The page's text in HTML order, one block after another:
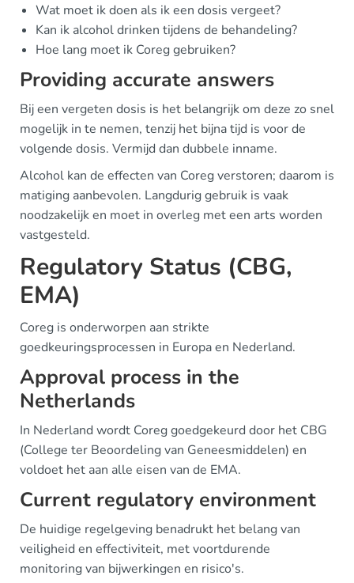
Wat moet ik doen als ik een dosis vergeet?
Kan ik alcohol drinken tijdens de behandeling?
Hoe lang moet ik Coreg gebruiken?
Providing accurate answers
Bij een vergeten dosis is het belangrijk om deze zo snel
mogelijk in te nemen, tenzij het bijna tijd is voor de
volgende dosis. Vermijd dan dubbele inname.
Alcohol kan de effecten van Coreg verstoren; daarom is
matiging aanbevolen. Langdurig gebruik is vaak
noodzakelijk en moet in overleg met een arts worden
vastgesteld.
Regulatory Status (CBG,
EMA)
Coreg is onderworpen aan strikte
goedkeuringsprocessen in Europa en Nederland.
Approval process in the
Netherlands
In Nederland wordt Coreg goedgekeurd door het CBG
(College ter Beoordeling van Geneesmiddelen) en
voldoet het aan alle eisen van de EMA.
Current regulatory environment
De huidige regelgeving benadrukt het belang van
veiligheid en effectiviteit, met voortdurende
monitoring van bijwerkingen en risico's.